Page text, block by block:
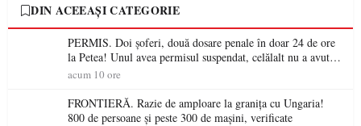
DIN ACEEAȘI CATEGORIE
PERMIS. Doi șoferi, două dosare penale în doar 24 de ore
la Petea! Unul avea permisul suspendat, celălalt nu a avut
niciodată permis
acum 10 ore
FRONTIERĂ. Razie de amploare la granița cu Ungaria!
800 de persoane și peste 300 de mașini, verificate